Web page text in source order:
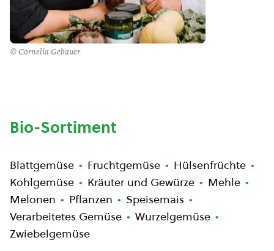
© Cornelia Gebauer
Bio-Sortiment
Blattgemüse Fruchtgemüse
Hülsenfrüchte
Kohlgemüse
Kräuter und Gewürze
Mehle
Melonen
Pflanzen
Speisemais
Verarbeitetes Gemüse
Wurzelgemüse
Zwiebelgemüse